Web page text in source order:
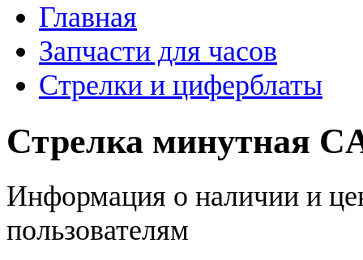
Главная
Запчасти для часов
Стрелки и циферблаты
Стрелка минутная
Информация о наличии и
пользователям